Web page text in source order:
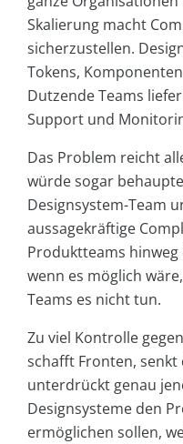
Skalierung macht
sicherzustellen.
Tokens,
Dutzende Teams
Support und
Das Problem reicht
würde sogar
Designsystem-Team
aussagekräftige
Produktteams
wenn es möglich
Teams es nicht tun.
Zu viel Kontrolle
schafft Fronten, senkt
unterdrückt genau
Designsysteme den
ermöglichen sollen,